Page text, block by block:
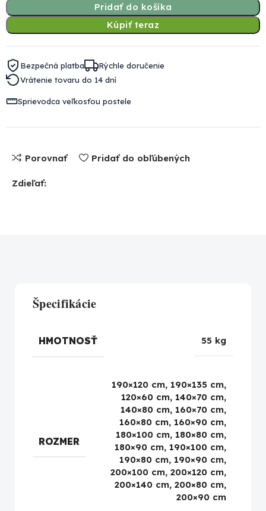
Pridať do košíka
Kúpiť teraz
Bezpečná platba
Rýchle doručenie
Vrátenie tovaru do 14 dní
Sprievodca veľkosťou postele
Porovnať Pridať do obľúbených
Zdieľať:
Špecifikácie
HMOTNOSŤ 55 kg
ROZMER
190×120 cm, 190×135 cm,
120×60 cm, 140×70 cm,
140×80 cm, 160×70 cm,
160×80 cm, 160×90 cm,
180×100 cm, 180×80 cm,
180×90 cm, 190×100 cm,
190×80 cm, 190×90 cm,
200×100 cm, 200×120 cm,
200×140 cm, 200×80 cm,
200×90 cm